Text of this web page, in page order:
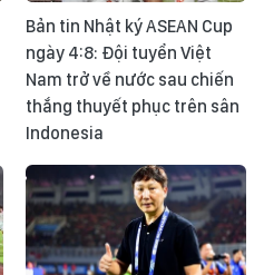
Bản tin Nhật ký ASEAN Cup
ngày 4:8: Đội tuyển Việt
Nam trở về nước sau chiến
thắng thuyết phục trên sân
Indonesia